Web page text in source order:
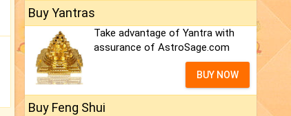
Buy Yantras
Take advantage of Yantra with
assurance of AstroSage.com
BUY NOW
Buy Feng Shui